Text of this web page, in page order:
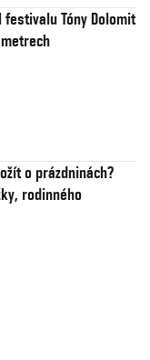
Tóny Dolomit
o prázdninách?
rodinného